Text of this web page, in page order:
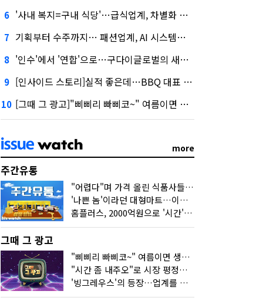
6 '사내 복지=구내 식당'…급식업계, 차별화 경쟁 본격화
7 기획부터 수주까지… 패션업계, AI 시스템화 박차
8 '인수'에서 '연합'으로…구다이글로벌의 새로운 투자법
9 [인사이드 스토리]실적 좋은데…BBQ 대표 '파리목숨'된 이유
10 [그때 그 광고]"삐삐리 빠삐코~" 여름이면 생각나는 그 노래
more
주간유통
"어렵다"며 가격 올린 식품사들…진짜 어려운 거 맞아?
'나쁜 놈'이라던 대형마트…이젠 '불쌍한 놈' 됐다
홈플러스, 2000억원으로 '시간'을 샀다
그때 그 광고
"삐삐리 빠삐코~" 여름이면 생각나는 그 노래
"시간 좀 내주오"로 시장 평정한 하이마트
'빙그레우스'의 등장…업계를 흔든 '세계관' 마케팅